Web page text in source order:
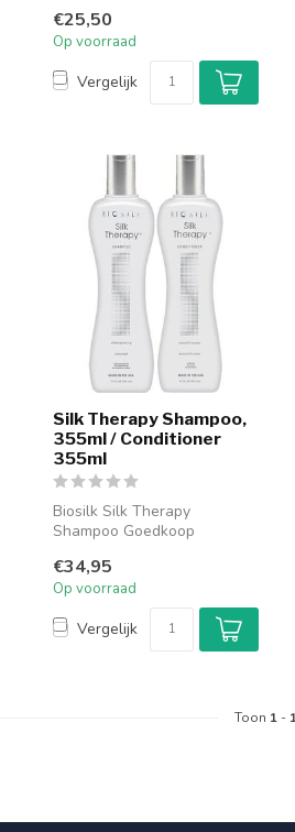
€25,50
Op voorraad
Vergelijk
Silk Therapy Shampoo,
355ml / Conditioner
355ml
Biosilk Silk Therapy
Shampoo Goedkoop
Therapy Sha...
€34,95
Op voorraad
Vergelijk
Toon 1 -